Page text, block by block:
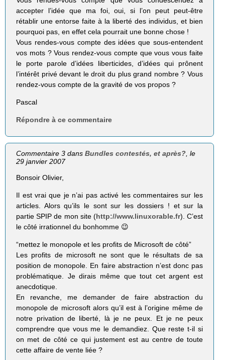
accepter l’idée que ma foi, oui, si l’on peut peut-être
rétablir une entorse faite à la liberté des individus, et bien
pourquoi pas, en effet cela pourrait une bonne chose !
Vous rendes-vous compte des idées que sous-entendent
vos mots ? Vous rendez-vous compte que vous vous faite
le porte parole d’idées liberticides, d’idées qui prônent
l’intérêt privé devant le droit du plus grand nombre ? Vous
rendez-vous compte de la gravité de vos propos ?
Pascal
Répondre à ce commentaire
Commentaire 3 dansBundles contestés, et après? , le
29 janvier 2007
Bonsoir Olivier,
Il est vrai que je n’ai pas activé les commentaires sur les
articles. Alors qu’ils le sont sur les dossiers ! et sur la
partie SPIP de mon site (http://www.linuxorable.fr). C’est
le côté irrationnel du bonhomme 😉
“mettez le monopole et les profits de Microsoft de côté”
Les profits de microsoft ne sont que le résultats de sa
position de monopole. En faire abstraction n’est donc pas
problématique. Je dirais même que tout cet argent est
anecdotique.
En revanche, me demander de faire abstraction du
monopole de microsoft alors qu’il est à l’origine même de
notre privation de liberté, là je ne peux. Et je ne peux
comprendre que vous me le demandiez. Que reste t-il si
on met de côté ce qui justement est au centre de toute
cette affaire de vente liée ?